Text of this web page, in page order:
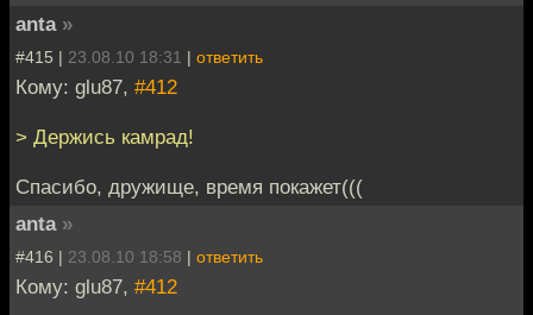
anta »
#415 | 23.08.10 18:31 | ответить
Кому: glu87, #412
> Держись камрад!
Спасибо, дружище, время покажет(((
anta »
#416 | 23.08.10 18:58 | ответить
Кому: glu87, #412